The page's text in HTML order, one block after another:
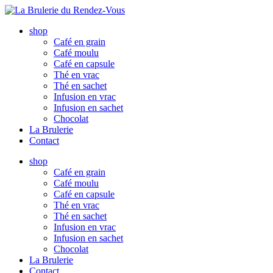
Aller
contenushop
Café en grain
Café moulu
Café en capsule
Thé en vrac
Thé en sachet
Infusion en vrac
Infusion en sachet
Chocolat
La Brulerie
Contact
shop
Café en grain
Café moulu
Café en capsule
Thé en vrac
Thé en sachet
Infusion en vrac
Infusion en sachet
Chocolat
La Brulerie
Contact